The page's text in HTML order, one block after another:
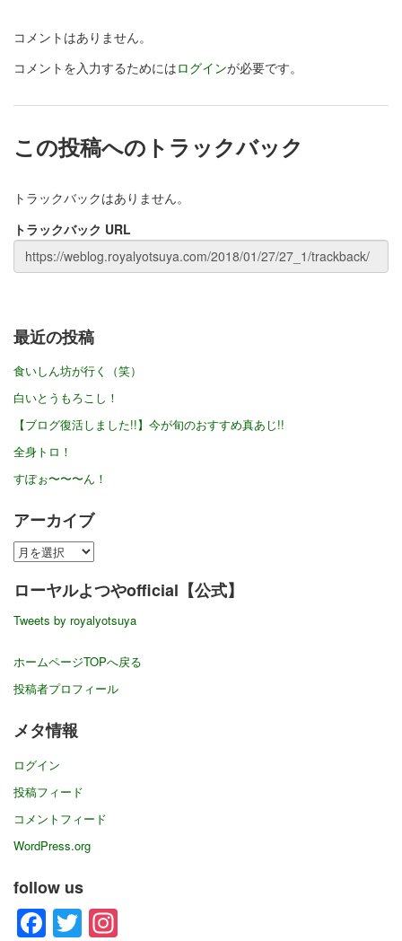
コメントはありません。
コメントを入力するためにはログインが必要です。
この投稿へのトラックバック
トラックバックはありません。
トラックバック URL
最近の投稿
食いしん坊が行く（笑）
白いとうもろこし！
【ブログ復活しました!!】今が旬のおすすめ真あじ!!
全身トロ！
すぽぉ〜〜〜ん！
アーカイブ
ア
カ
ブ
ローヤルよつやofficial【公式】
Tweets by royalyotsuya
ホームページTOPへ戻る
投稿者プロフィール
メタ情報
ログイン
投稿フィード
コメントフィード
WordPress.org
follow us
Facebook
Twitter